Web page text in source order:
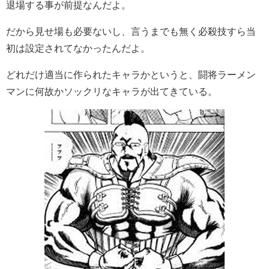
退場する事が前提なんだよ。
だから見せ場も必要ないし、言うまでも無く必殺技すら当
初は設定されてなかったんだよ。
どれだけ適当に作られたキャラかというと、闘将ラーメン
マンに何故かソックリなキャラが出てきている。